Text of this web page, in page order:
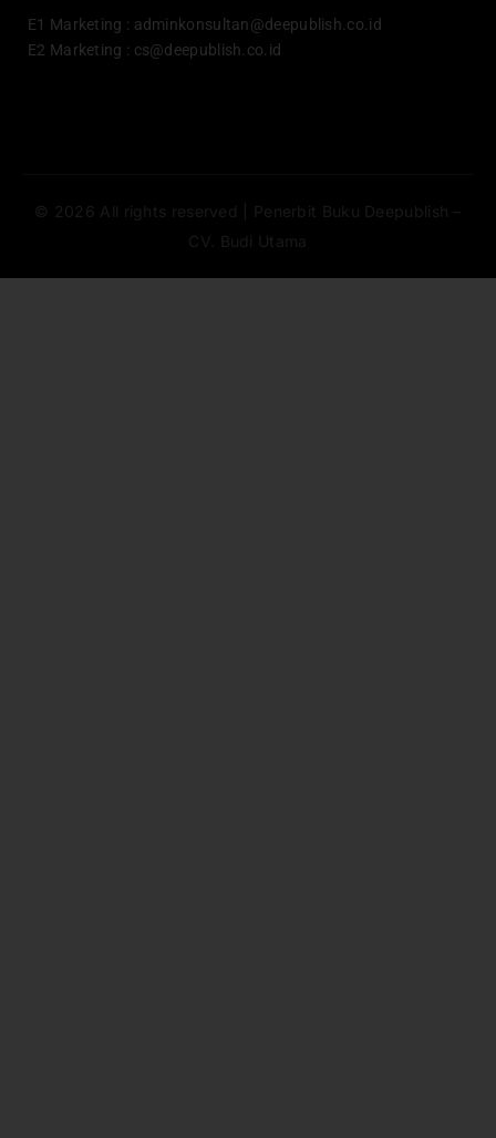
E1 Marketing : adminkonsultan@deepublish.co.id
E2 Marketing : cs@deepublish.co.id
© 2026 All rights reserved | Penerbit Buku Deepublish –
CV. Budi Utama